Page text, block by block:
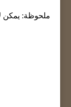
ملحوظة: يمكن